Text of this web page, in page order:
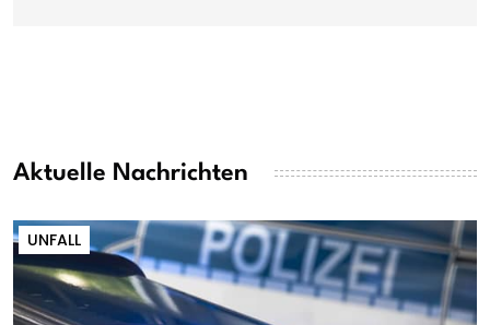
Aktuelle Nachrichten
UNFALL